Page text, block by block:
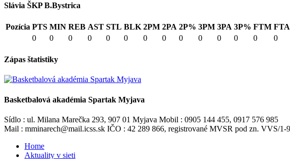
Slávia ŠKP B.Bystrica
Pozícia PTS MIN REB AST STL BLK 2PM 2PA 2P% 3PM 3PA 3P% FTM FTA
0
0 0 0 0 0 0 0 0 0 0 0 0 0
Zápas štatistiky
Basketbalová akadémia Spartak Myjava
Sídlo : ul. Milana Marečka 293, 907 01 Myjava Mobil : 0905 144 455, 0917 576 985
Mail : mminarech@mail.icss.sk IČO : 42 289 866, registrované MVSR pod zn. VVS/
Home
Aktuality v sieti